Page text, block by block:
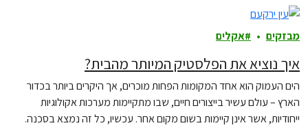
מבזקים אקלים
איך נוציא את הפלסטיק המיותר מהבית?
הים העמוק הוא אחד המקומות הפחות מוכרים, אך היקרים ביותר בכדור
הארץ – עולם עשיר בייצורים חיים, שבו מתקיימות מערכות אקולוגיות
ייחודיות, אשר אינן קיימות בשום מקום אחר. עכשיו, כל זה נמצא בסכנה.